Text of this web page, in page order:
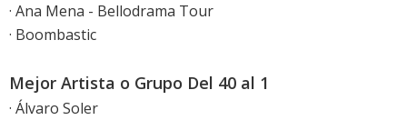
· Ana Mena - Bellodrama Tour
· Boombastic
Mejor Artista o Grupo Del 40 al 1
· Álvaro Soler